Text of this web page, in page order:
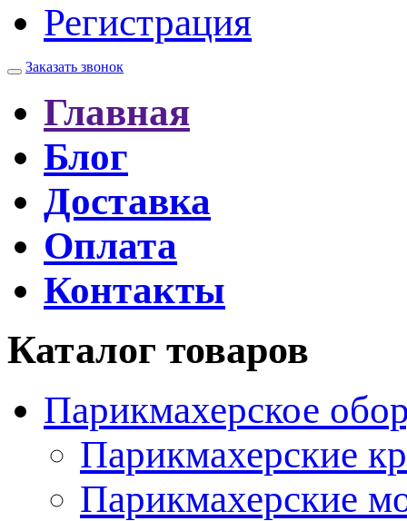
Регистрация
Заказать звонок
Главная
Блог
Доставка
Оплата
Контакты
Каталог товаров
Парикмахерское
Парикмахерские
Парикмахерские